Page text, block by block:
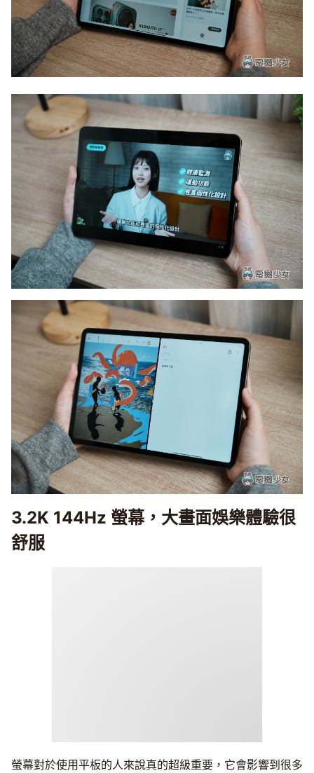
3.2K 144Hz 螢幕，大畫面娛樂體驗很
舒服
螢幕對於使用平板的人來說真的超級重要，它會影響到很多